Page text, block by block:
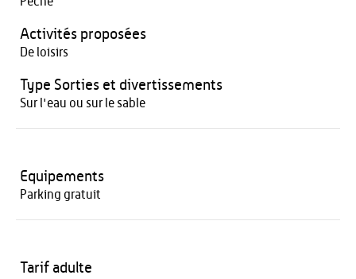
Activités proposées
De loisirs
Type Sorties et divertissements
Sur l'eau ou sur le sable
Equipements
Parking gratuit
Tarif adulte